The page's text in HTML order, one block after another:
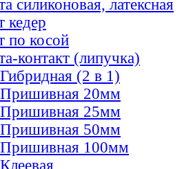
силиконовая, латексная
кедер
по косой
контакт (липучка)
Гибридная (2 в 1)
Пришивная 20мм
Пришивная 25мм
Пришивная 50мм
Пришивная 100мм
Клеевая